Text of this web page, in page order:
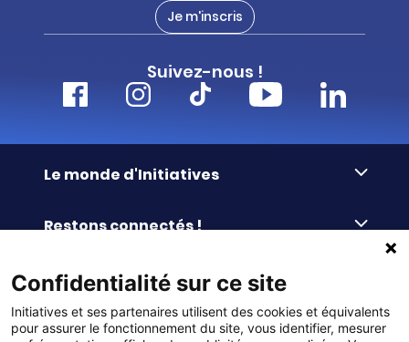
Je m'inscris
Suivez-nous !
Le monde d'Initiatives
Le Fond’Actions Initiatives
Enquête de satisfaction
Restons connectés !
Le blog
La newsletter
Commander facilement
Commande par référence
Services & FAQ
Confidentialité sur ce site
Initiatives et ses partenaires utilisent des cookies et équivalents
pour assurer le fonctionnement du site, vous identifier, mesurer